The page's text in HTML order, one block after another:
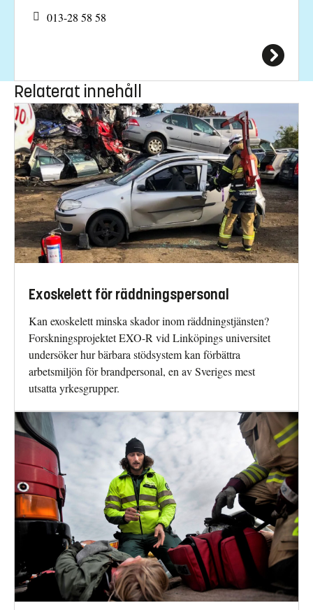
013-28 58 58
Relaterat innehåll
Exoskelett för räddningspersonal
Kan exoskelett minska skador inom räddningstjänsten?
Forskningsprojektet EXO-R vid Linköpings universitet
undersöker hur bärbara stödsystem kan förbättra
arbetsmiljön för brandpersonal, en av Sveriges mest
utsatta yrkesgrupper.